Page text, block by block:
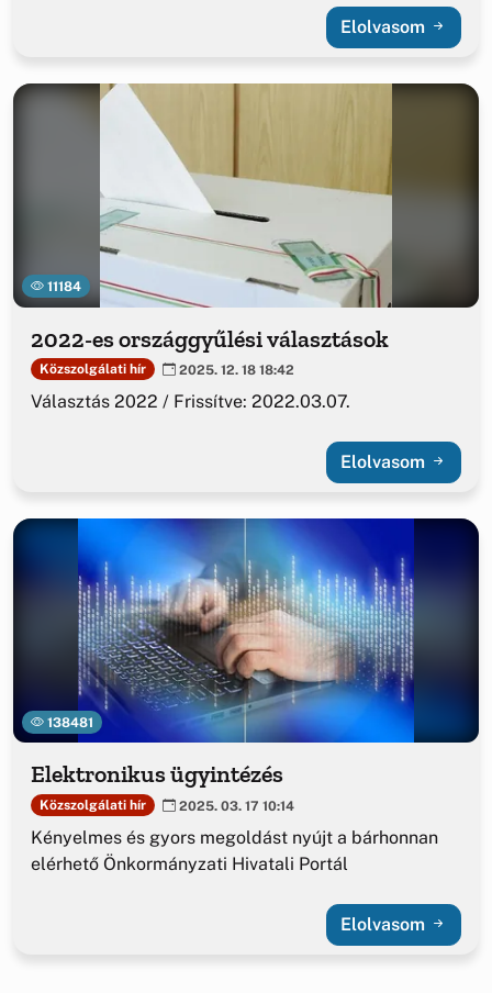
Elolvasom
11184
2022-es országgyűlési választások
Közszolgálati hír 2025. 12. 18 18:42
Választás 2022 / Frissítve: 2022.03.07.
Elolvasom
138481
Elektronikus ügyintézés
Közszolgálati hír 2025. 03. 17 10:14
Kényelmes és gyors megoldást nyújt a bárhonnan
elérhető Önkormányzati Hivatali Portál
Elolvasom